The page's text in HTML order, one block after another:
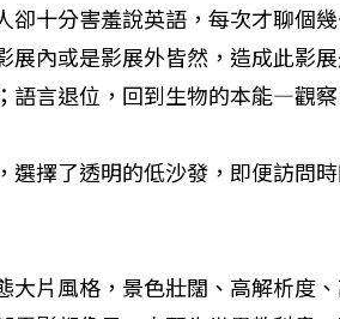
卻十分害羞說英語，每次才聊個
內或是影展外皆然，造成此影
語言退位，回到生物的本能—觀察
擇了透明的低沙發，即便訪問
大片風格，景色壯闊、高解析度